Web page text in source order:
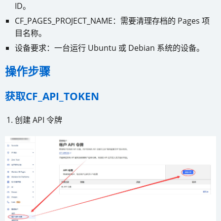
ID。
CF_PAGES_PROJECT_NAME：需要清理存档的 Pages 项
目名称。
设备要求：一台运行 Ubuntu 或 Debian 系统的设备。
操作步骤
获取CF_API_TOKEN
创建 API 令牌